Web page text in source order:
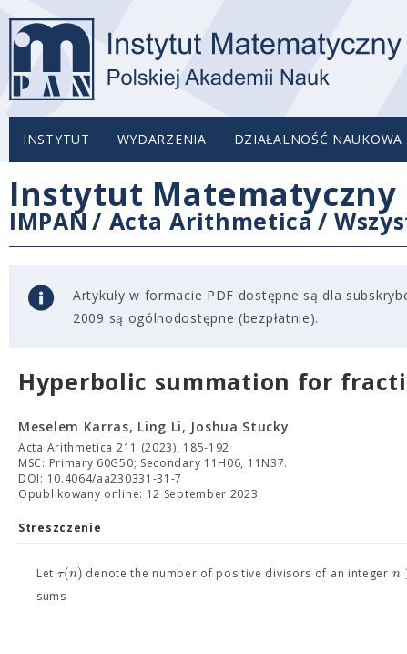
INSTYTUT WYDARZENIA DZIAŁALNOŚĆ NAUKOWA
Instytut
IMPAN / Acta Arithmetica/
Artykuły w formacie PDF dostępne są dla
2009 są ogólnodostępne (bezpłatnie).
Hyperbolic summation for
Meselem Karras, Ling Li, Joshua Stucky
Acta Arithmetica 211 (2023), 185-192
MSC: Primary 60G50; Secondary 11H06, 11N37.
DOI: 10.4064/aa230331-31-7
Opublikowany online: 12 September 2023
Streszczenie
Let τ(n) denote the number of positive divisors of an integer n
sums